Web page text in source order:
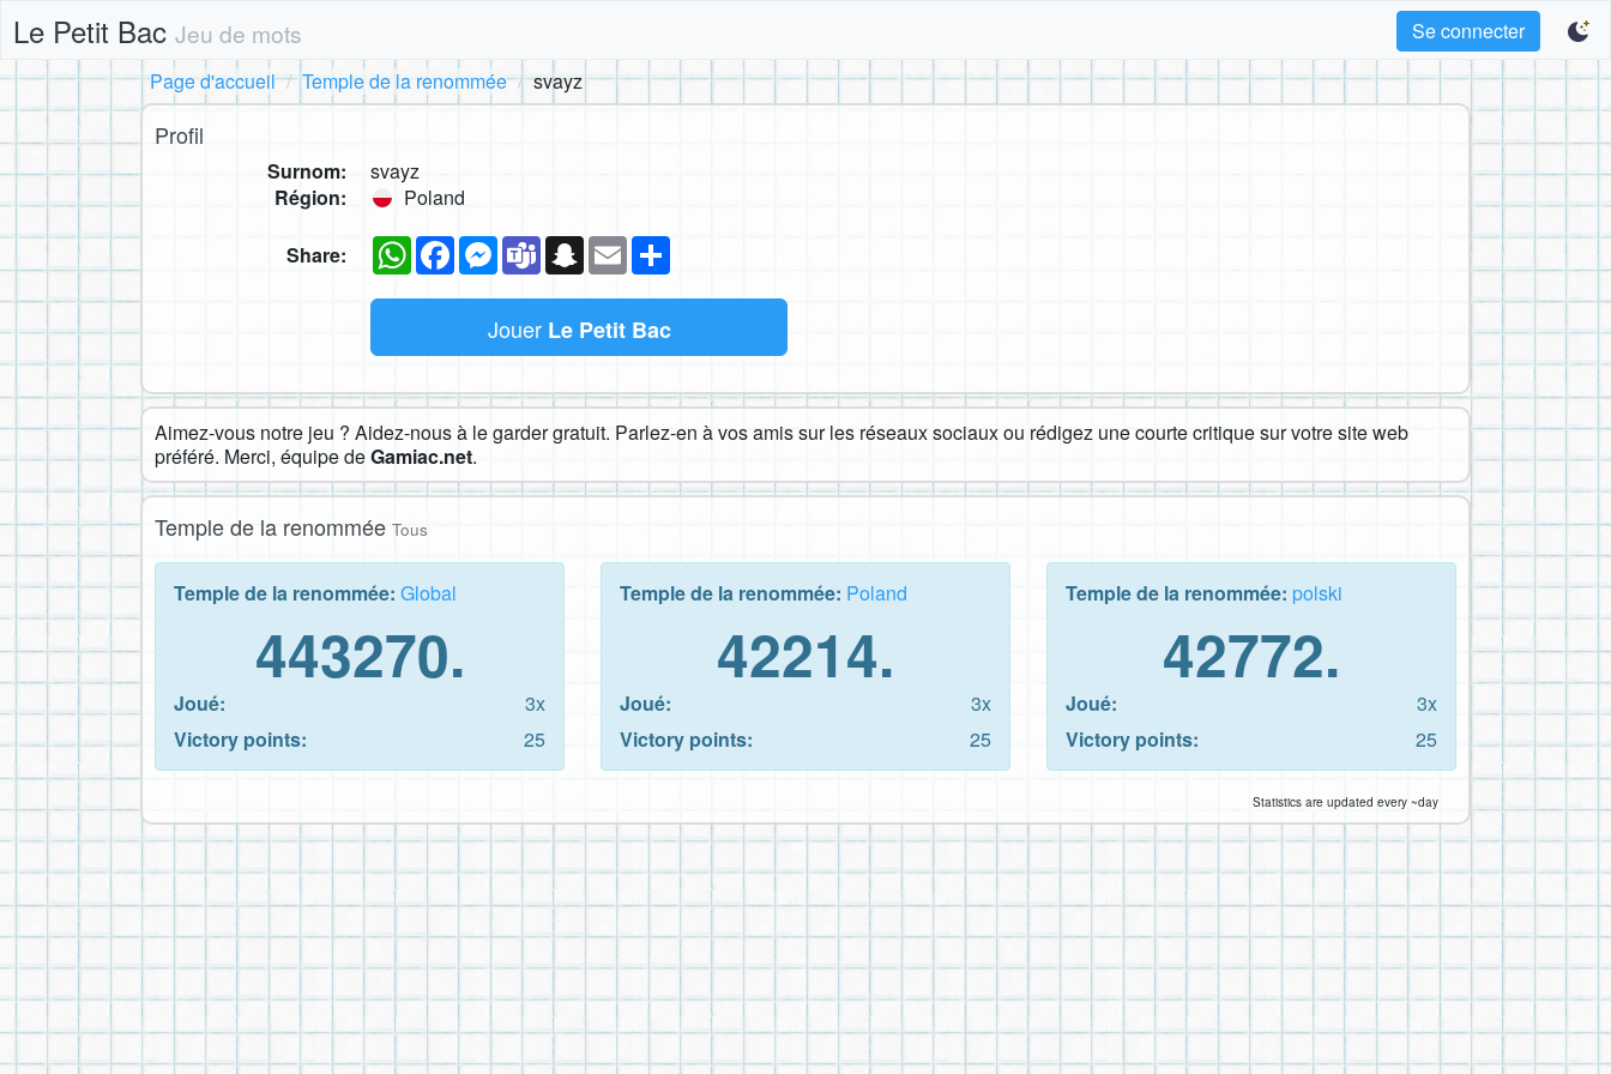
Le Petit Bac Jeu de mots
Se connecter
Page d'accueil
Temple de la renommée svayz
Profil
Surnom:
svayz
Région:
Poland
Share: WhatsAppFacebookMessenger
TeamsSnapchat
Email
Jouer Le Petit Bac
Aimez-vous notre jeu ? Aidez-nous à le garder gratuit. Parlez-en à vos amis sur les réseaux sociaux ou rédigez une courte critique sur votre site web
préféré. Merci, équipe deGamiac.net.
Temple de la renommée Tous
Temple de la renommée: Global
443270.
Joué:
3x
Victory points:
25
Temple de la renommée: Poland
42214.
Joué:
3x
Victory points:
25
Temple de la renommée: polski
42772.
Joué:
3x
Victory points:
25
Statistics are updated every ~day